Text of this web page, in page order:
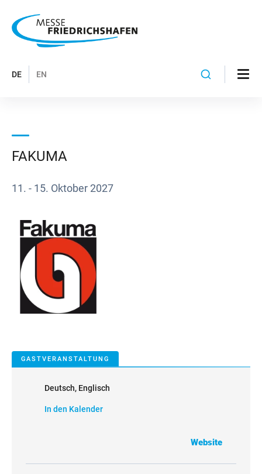
DE EN
FAKUMA
11. - 15. Oktober 2027
GASTVERANSTALTUNG
Deutsch, Englisch
In den Kalender
Website